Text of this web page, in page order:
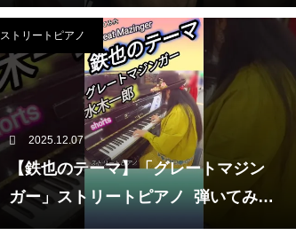
o #ピアノ
ストリートピアノ
2025.12.07
【鉄也のテーマ】「グレートマジン
ガー」ストリートピアノ 弾いてみた
#shorts